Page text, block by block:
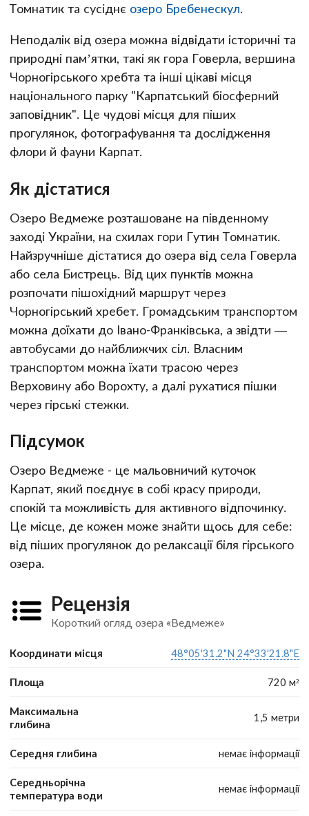
Томнатик та сусіднє озеро Бребенескул.
Неподалік від озера можна відвідати історичні та
природні пам’ятки, такі як гора Говерла, вершина
Чорногірського хребта та інші цікаві місця
національного парку "Карпатський біосферний
заповідник". Це чудові місця для піших
прогулянок, фотографування та дослідження
флори й фауни Карпат.
Як дістатися
Озеро Ведмеже розташоване на південному
заході України, на схилах гори Гутин Томнатик.
Найзручніше дістатися до озера від села Говерла
або села Бистрець. Від цих пунктів можна
розпочати пішохідний маршрут через
Чорногірський хребет. Громадським транспортом
можна доїхати до Івано-Франківська, а звідти —
автобусами до найближчих сіл. Власним
транспортом можна їхати трасою через
Верховину або Ворохту, а далі рухатися пішки
через гірські стежки.
Підсумок
Озеро Ведмеже - це мальовничий куточок
Карпат, який поєднує в собі красу природи,
спокій та можливість для активного відпочинку.
Це місце, де кожен може знайти щось для себе:
від піших прогулянок до релаксації біля гірського
озера.
Рецензія
Короткий огляд озера «Ведмеже»
Координати місця 48°05'31.2"N 24°33'21.8"E
Площа 720 м²
Максимальна
глибина
1,5 метри
Середня глибина немає інформації
Середньорічна
температура води
немає інформації